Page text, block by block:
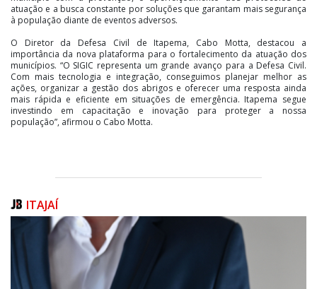
atuação e a busca constante por soluções que garantam mais segurança
à população diante de eventos adversos.
O Diretor da Defesa Civil de Itapema, Cabo Motta, destacou a
importância da nova plataforma para o fortalecimento da atuação dos
municípios. “O SIGIC representa um grande avanço para a Defesa Civil.
Com mais tecnologia e integração, conseguimos planejar melhor as
ações, organizar a gestão dos abrigos e oferecer uma resposta ainda
mais rápida e eficiente em situações de emergência. Itapema segue
investindo em capacitação e inovação para proteger a nossa
população”, afirmou o Cabo Motta.
ITAJAÍ